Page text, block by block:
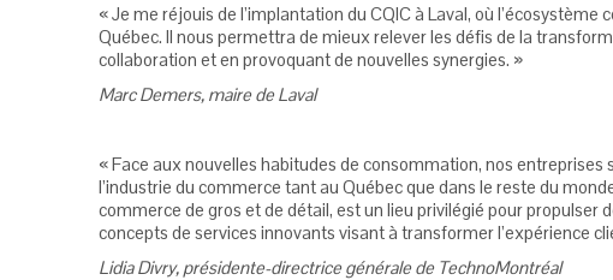
« Je me réjouis de l’implantation du CQIC à Laval, où
Québec. Il nous permettra de mieux relever les défis de la
collaboration et en provoquant de nouvelles synergies. »
Marc Demers, maire de Laval
« Face aux nouvelles habitudes de consommation, nos
l’industrie du commerce tant au Québec que dans le reste du
commerce de gros et de détail, est un lieu privilégié pour
concepts de services innovants visant à transformer l’expérience
Lidia Divry, présidente-directrice générale de TechnoMontréal